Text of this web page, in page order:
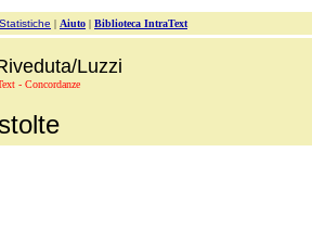
Statistiche | Aiuto | Biblioteca IntraText
Luzzi
- Concordanze
stolte